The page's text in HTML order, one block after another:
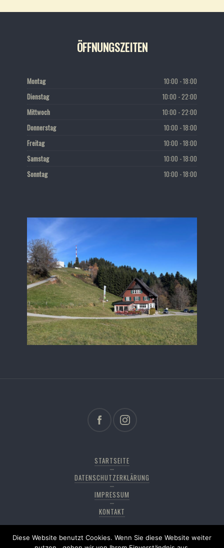
ÖFFNUNGSZEITEN
Montag
10:00 - 18:00
Dienstag
10:00 - 22:00
Mittwoch
10:00 - 22:00
Donnerstag
10:00 - 18:00
Freitag
10:00 - 18:00
Samstag
10:00 - 18:00
Sonntag
10:00 - 18:00
STARTSEITE
DATENSCHUTZERKLÄRUNG
IMPRESSUM
KONTAKT
Copyright © 2026Pfänderdohle . All rights reserved,
Diese Website benutzt Cookies. Wenn Sie diese Website weiter